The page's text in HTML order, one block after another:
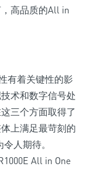
高品质的All in
有着关键性的影
术和数字信号处
三个方面取得了
上满足最苛刻的
人期待。